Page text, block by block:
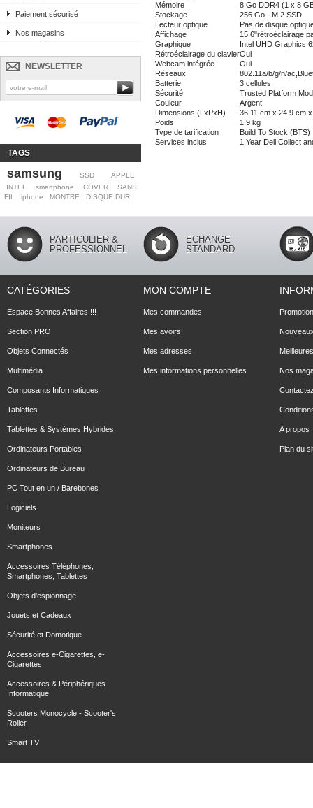
Paiement sécurisé
Nos magasins
NEWSLETTER
TAGS
samsung SSD
APPLE
INTEL
smartphone COVER
SANS
FIL
iphone MONTRE DISQUE DUR
Mémoire
8 Go DDR4 (1 x 8
Stockage
256 Go - M.2 SSD
Lecteur optique
Pas de disque
Affichage
15.6"rétroéclairage
Graphique
Intel UHD Graphics
Rétroéclairage du clavierOui
Webcam intégrée
Oui
Réseaux
802.11a/b/g/n/
Batterie
3 cellules
Sécurité
Trusted Platform
Couleur
Argent
Dimensions (LxPxH)
36.11 cm x 24.9 cm
Poids
1.9 kg
Type de tarification
Build To Stock (BTS)
Services inclus
1 Year Dell Collect
PARTICULIER &
PROFESSIONNEL
ECHANGE
STANDARD
CATÉGORIES
Espace Bonnes Affaires !!!
Section PRO
Objets Connectés
Multimédia
Composants Informatiques
Tablettes
Tablettes & Systèmes Hybrides
Ordinateurs Portables
Ordinateurs de Bureau
PC Tout en un / Barebones
Logiciels
Moniteurs
Smartphones
Accessoires Téléphones,
Smartphones, Tablettes
Objets d'espionnage
Jouets et Cadeaux
Sécurité et Domotique
Accessoires e-Cigarettes, e-
Cigarettes
Accessoires & Périphériques
Informatique
Scooters Monocycle - Scooter's
Roller
Smart TV
MON COMPTE
Mes commandes
Mes avoirs
Mes adresses
Mes informations personnelles Nos
A propos
Plan du